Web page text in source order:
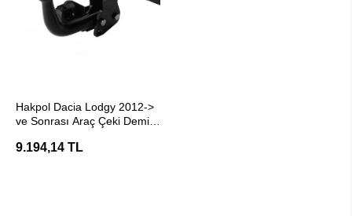
Hakpol Dacia Lodgy 2012->
ve Sonrası Araç Çeki Demiri
9.194,14 TL